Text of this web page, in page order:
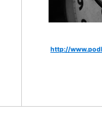
http://